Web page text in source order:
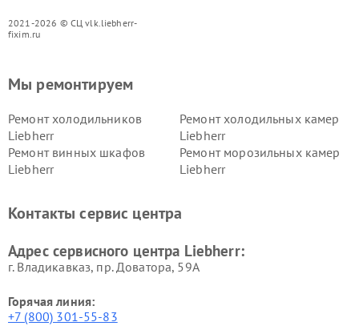
2021-2026 © СЦ vlk.liebherr-
fixim.ru
Мы ремонтируем
Ремонт холодильников
Liebherr
Ремонт холодильных камер
Liebherr
Ремонт винных шкафов
Liebherr
Ремонт морозильных камер
Liebherr
Контакты сервис центра
Адрес сервисного центра Liebherr:
г. Владикавказ, пр. Доватора, 59А
Горячая линия:
+7 (800) 301-55-83